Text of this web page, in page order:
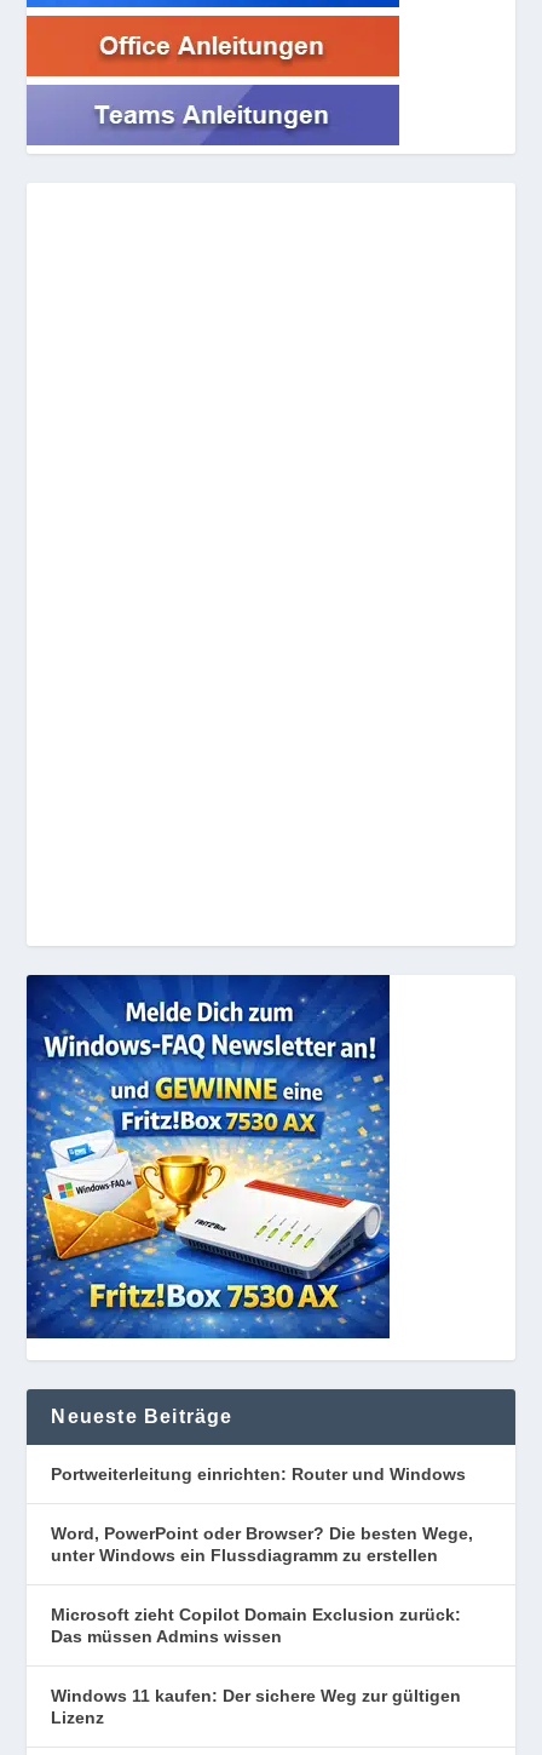
Neueste Beiträge
Portweiterleitung einrichten: Router und Windows
Word, PowerPoint oder Browser? Die besten Wege,
unter Windows ein Flussdiagramm zu erstellen
Microsoft zieht Copilot Domain Exclusion zurück:
Das müssen Admins wissen
Windows 11 kaufen: Der sichere Weg zur gültigen
Lizenz